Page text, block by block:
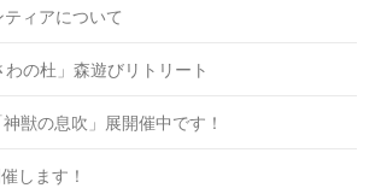
ィアについて
の杜」森遊びリトリート
獣の息吹」展開催中です！
します！